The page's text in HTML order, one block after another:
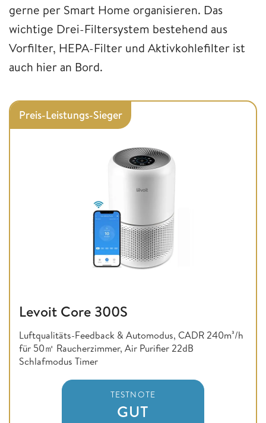
gerne per Smart Home organisieren. Das
wichtige Drei-Filtersystem bestehend aus
Vorfilter, HEPA-Filter und Aktivkohlefilter ist
auch hier an Bord.
Preis-Leistungs-Sieger
Levoit Core 300S
Luftqualitäts-Feedback & Automodus, CADR 240m³/h
für 50㎡ Raucherzimmer, Air Purifier 22dB
Schlafmodus Timer
TESTNOTE
GUT